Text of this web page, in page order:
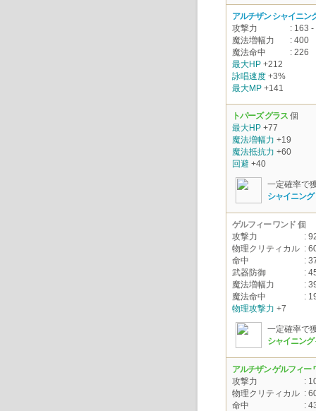
アルチザン シャイニン
攻撃力
: 163
魔法増幅力
: 400
魔法命中
: 226
最大HP +212
詠唱速度 +3%
最大MP +141
トパーズ グラス 個
最大HP +77
魔法増幅力 +19
魔法抵抗力 +60
回避 +40
一定確率で
シャイニン
ゲルフィー ワンド 個
攻撃力
:
物理クリティカル :
命中
:
武器防御
:
魔法増幅力
:
魔法命中
:
物理攻撃力 +7
一定確率で
シャイニン
アルチザン ゲルフィー
攻撃力
:
物理クリティカル :
命中
: